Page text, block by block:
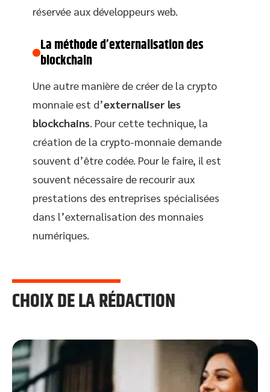
réservée aux développeurs web.
La méthode d’externalisation des
blockchain
Une autre manière de créer de la crypto
monnaie est d’externaliser les
blockchains . Pour cette technique, la
création de la crypto-monnaie demande
souvent d’être codée. Pour le faire, il est
souvent nécessaire de recourir aux
prestations des entreprises spécialisées
dans l’externalisation des monnaies
numériques.
CHOIX DE LA RÉDACTION